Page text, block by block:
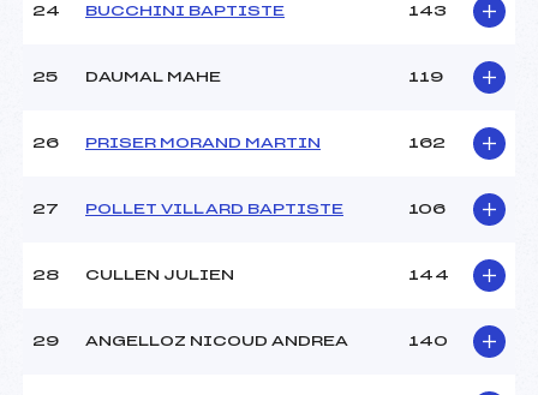
24 BUCCHINI BAPTISTE 143
25 DAUMAL MAHE 119
26 PRISER MORAND MARTIN 162
27 POLLET VILLARD BAPTISTE 106
28 CULLEN JULIEN 144
29 ANGELLOZ NICOUD ANDREA 140